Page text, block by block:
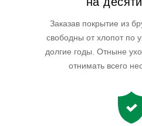
Заказав покрытие из
свободны от хлопот по
долгие годы. Отныне
отнимать всего